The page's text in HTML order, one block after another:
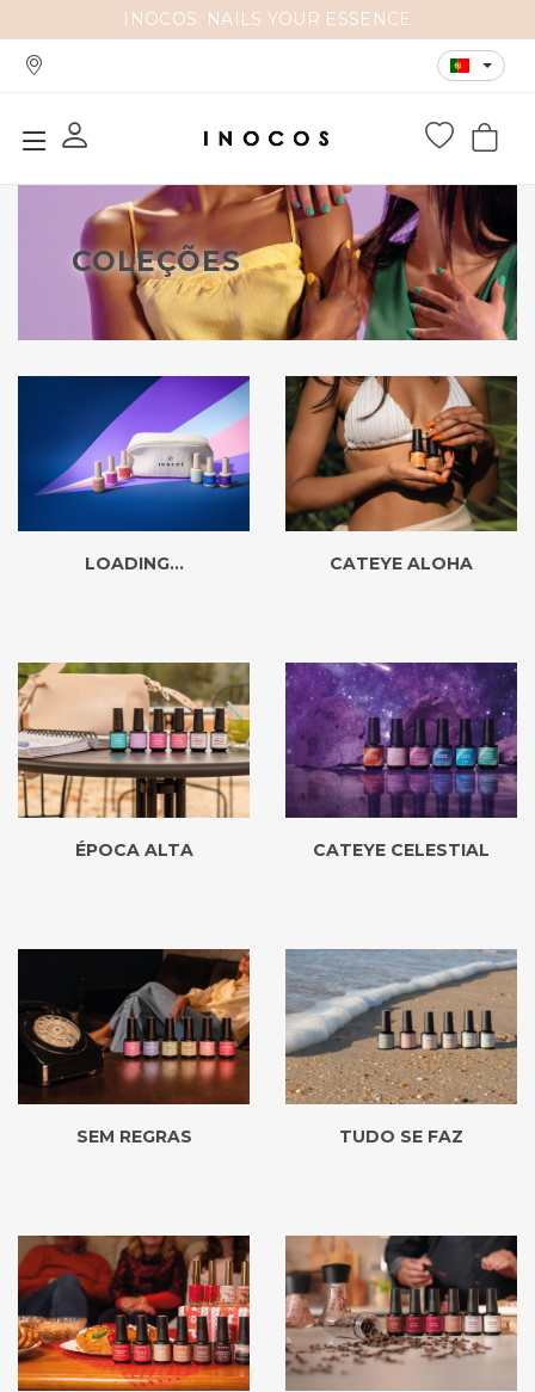
INOCOS: NAILS YOUR ESSENCE
COLEÇÕES
LOADING... CATEYE ALOHA
ÉPOCA ALTA CATEYE CELESTIAL
SEM REGRAS TUDO SE FAZ